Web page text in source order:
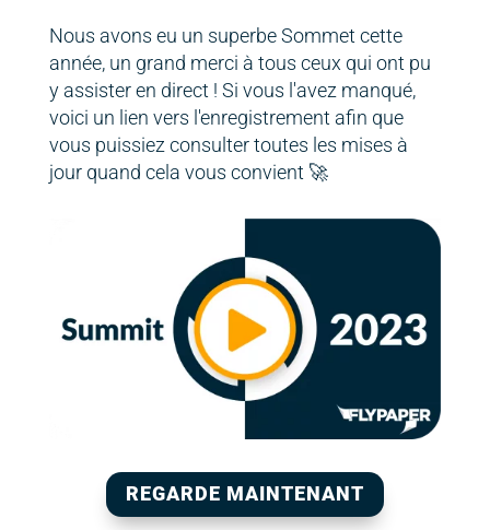
Nous avons eu un superbe Sommet cette
année, un grand merci à tous ceux qui ont pu
y assister en direct ! Si vous l'avez manqué,
voici un lien vers l'enregistrement afin que
vous puissiez consulter toutes les mises à
jour quand cela vous convient 🚀
REGARDE MAINTENANT